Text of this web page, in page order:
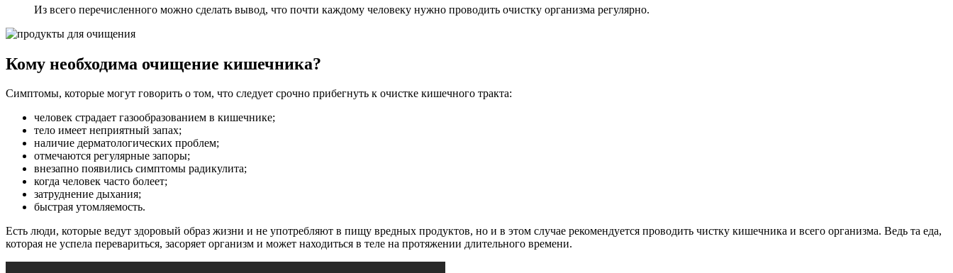
Из всего перечисленного можно сделать вывод, что почти каждому человеку нужно проводить очистку организма регулярно.
Кому необходима очищение кишечника?
Симптомы, которые могут говорить о том, что следует срочно прибегнуть к очистке кишечного тракта:
человек страдает газообразованием в кишечнике;
тело имеет неприятный запах;
наличие дерматологических проблем;
отмечаются регулярные запоры;
внезапно появились симптомы радикулита;
когда человек часто болеет;
затруднение дыхания;
быстрая утомляемость.
Есть люди, которые ведут здоровый образ жизни и не употребляют в пищу вредных продуктов, но и в этом случае рекомендуется проводить чистку кишечника и всего организма. Ведь та еда,
которая не успела перевариться, засоряет организм и может находиться в теле на протяжении длительного времени.